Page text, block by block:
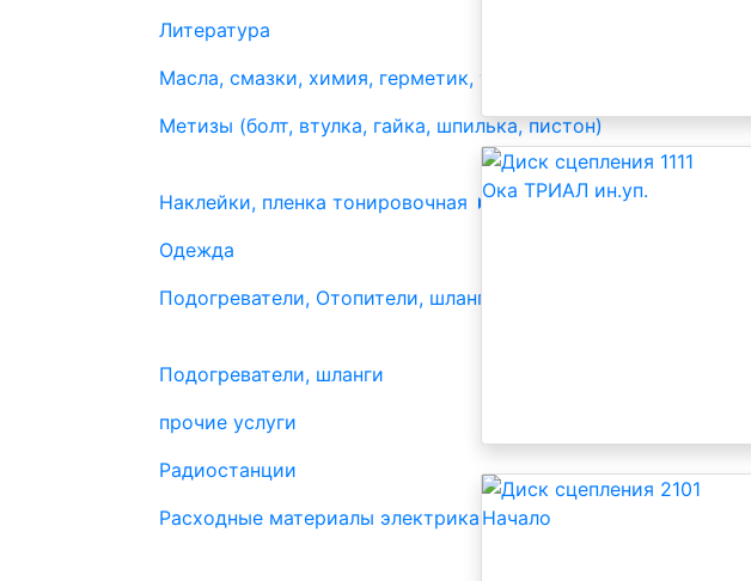
Литература
Масла, смазки, химия, герметик, тосолы
Метизы (болт, втулка, гайка, шпилька, пистон)
Наклейки, пленка тонировочная
Одежда
Подогреватели, Отопители, шланги, штуцера, тройники
Подогреватели, шланги
прочие услуги
Радиостанции
Расходные материалы электрика